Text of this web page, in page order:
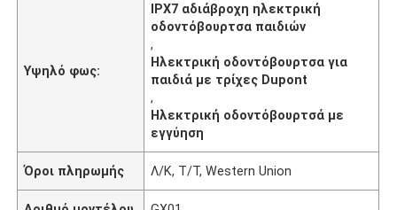
Υψηλό φως:
IPX7 αδιάβροχη ηλεκτρική
οδοντόβουρτσα παιδιών
,
Ηλεκτρική οδοντόβουρτσα για
παιδιά με τρίχες Dupont
,
Ηλεκτρική οδοντόβουρτσά με
εγγύηση
Όροι πληρωμής Λ/Κ, Τ/Τ, Western Union